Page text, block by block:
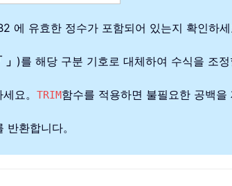
에 유효한 정수가 포함되어 있는지 확인하세
」 )를 해당 구분 기호로 대체하여 수식을 조정
요。 TRIM함수를 적용하면 불필요한 공백을
환합니다。